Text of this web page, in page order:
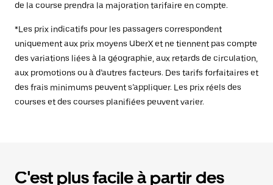
de la course prendra la majoration tarifaire en compte.
*Les prix indicatifs pour les passagers correspondent
uniquement aux prix moyens UberX et ne tiennent pas compte
des variations liées à la géographie, aux retards de circulation,
aux promotions ou à d’autres facteurs. Des tarifs forfaitaires et
des frais minimums peuvent s’appliquer. Les prix réels des
courses et des courses planifiées peuvent varier.
C'est plus facile à partir des